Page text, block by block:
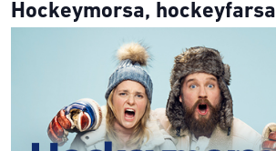
Hockeymorsa, hockeyfarsa